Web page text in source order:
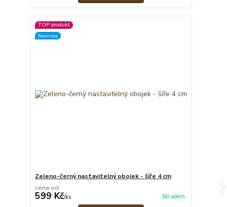
TOP produkt
Novinka
Zeleno-černý nastavitelný obojek - šíře 4 cm
cena od
599 Kč/ks Skladem